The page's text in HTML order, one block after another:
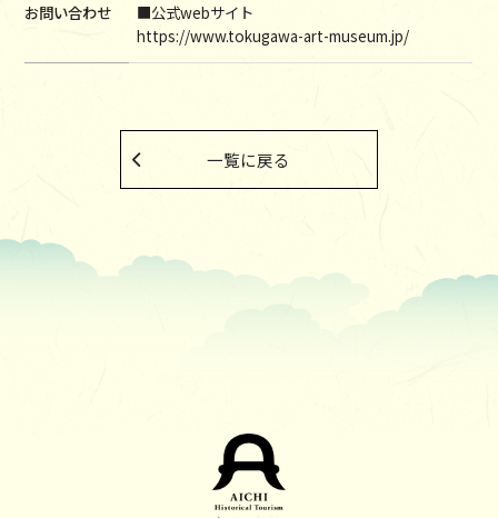
お問い合わせ
■公式webサイト
https://www.tokugawa-art-museum.jp/
一覧に戻る